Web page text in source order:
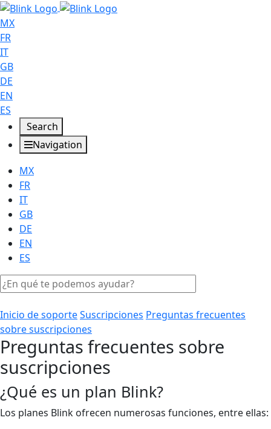
MX
FR
IT
GB
DE
EN
ES
Search
Navigation
MX
FR
IT
GB
DE
EN
ES
Inicio de soporteSuscripciones Preguntas frecuentes
sobre suscripciones
Preguntas frecuentes sobre
suscripciones
¿Qué es un plan Blink?
Los planes Blink ofrecen numerosas funciones, entre ellas: